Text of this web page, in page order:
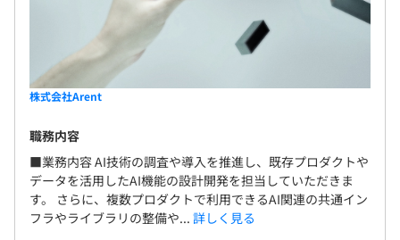
株式会社Arent
職務内容
■業務内容 AI技術の調査や導入を推進し、既存プロダクトや
データを活用したAI機能の設計開発を担当していただきま
す。 さらに、複数プロダクトで利用できるAI関連の共通イン
フラやライブラリの整備や... 詳しく見る